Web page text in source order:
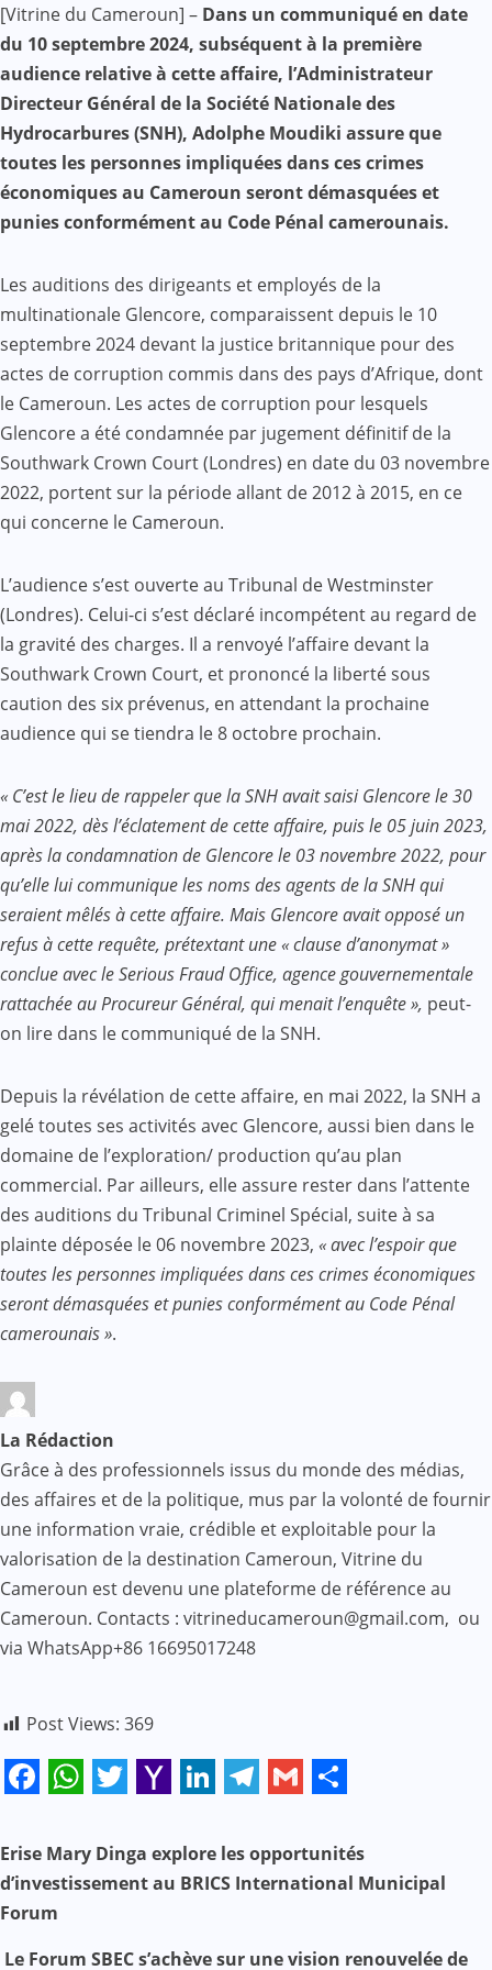
Mail
[Vitrine du Cameroun] – Dans un communiqué en date
du 10 septembre 2024, subséquent à la première
audience relative à cette affaire, l’Administrateur
Directeur Général de la Société Nationale des
Hydrocarbures (SNH), Adolphe Moudiki assure que
toutes les personnes impliquées dans ces crimes
économiques au Cameroun seront démasquées et
punies conformément au Code Pénal camerounais.
Les auditions des dirigeants et employés de la
multinationale Glencore, comparaissent depuis le 10
septembre 2024 devant la justice britannique pour des
actes de corruption commis dans des pays d’Afrique, dont
le Cameroun. Les actes de corruption pour lesquels
Glencore a été condamnée par jugement définitif de la
Southwark Crown Court (Londres) en date du 03 novembre
2022, portent sur la période allant de 2012 à 2015, en ce
qui concerne le Cameroun.
L’audience s’est ouverte au Tribunal de Westminster
(Londres). Celui-ci s’est déclaré incompétent au regard de
la gravité des charges. Il a renvoyé l’affaire devant la
Southwark Crown Court, et prononcé la liberté sous
caution des six prévenus, en attendant la prochaine
audience qui se tiendra le 8 octobre prochain.
« C’est le lieu de rappeler que la SNH avait saisi Glencore le 30
mai 2022, dès l’éclatement de cette affaire, puis le 05 juin 2023,
après la condamnation de Glencore le 03 novembre 2022, pour
qu’elle lui communique les noms des agents de la SNH qui
seraient mêlés à cette affaire. Mais Glencore avait opposé un
refus à cette requête, prétextant une « clause d’anonymat »
conclue avec le Serious Fraud Office, agence gouvernementale
rattachée au Procureur Général, qui menait l’enquête », peut-
on lire dans le communiqué de la SNH.
Depuis la révélation de cette affaire, en mai 2022, la SNH a
gelé toutes ses activités avec Glencore, aussi bien dans le
domaine de l’exploration/ production qu’au plan
commercial. Par ailleurs, elle assure rester dans l’attente
des auditions du Tribunal Criminel Spécial, suite à sa
plainte déposée le 06 novembre 2023, « avec l’espoir que
toutes les personnes impliquées dans ces crimes économiques
seront démasquées et punies conformément au Code Pénal
camerounais ».
La Rédaction
Grâce à des professionnels issus du monde des médias,
des affaires et de la politique, mus par la volonté de fournir
une information vraie, crédible et exploitable pour la
valorisation de la destination Cameroun, Vitrine du
Cameroun est devenu une plateforme de référence au
Cameroun. Contacts : vitrineducameroun@gmail.com, ou
via WhatsApp+86 16695017248
Post Views: 369
Mail
N
a
Erise Mary Dinga explore les opportunités
d’investissement au BRICS International Municipal
Forum
Le Forum SBEC s’achève sur une vision renouvelée de